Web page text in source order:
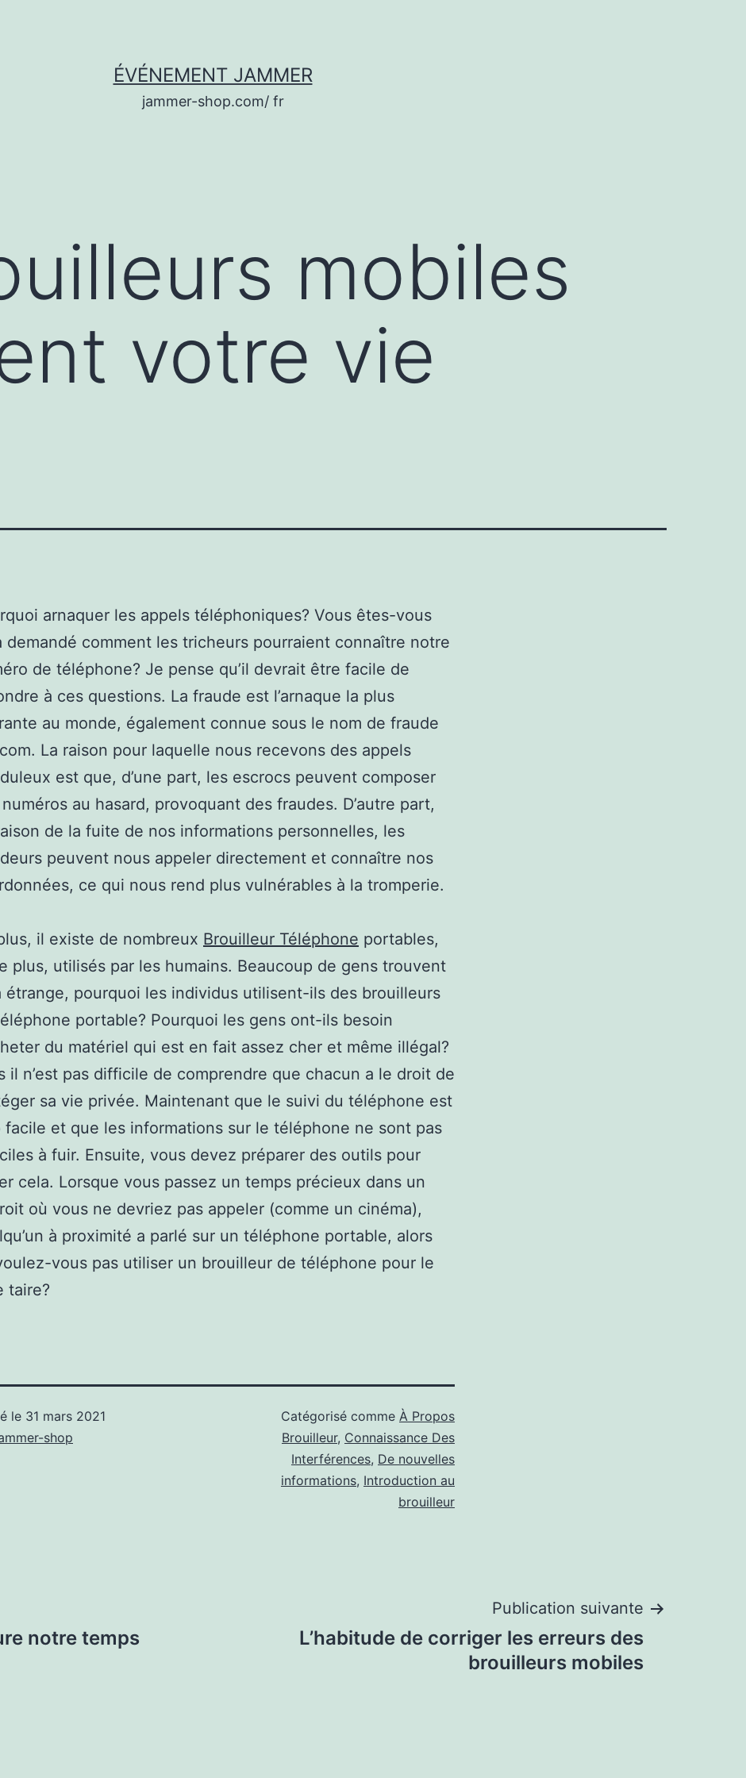
ÉVÉNEMENT JAMMER
jammer-shop.com/ fr
mobiles
votre vie
arnaquer les appels téléphoniques? Vous êtes-vous
demandé comment les tricheurs pourraient connaître notre
de téléphone? Je pense qu’il devrait être facile de
à ces questions. La fraude est l’arnaque la plus
au monde, également connue sous le nom de fraude
La raison pour laquelle nous recevons des appels
est que, d’une part, les escrocs peuvent composer
au hasard, provoquant des fraudes. D’autre part,
de la fuite de nos informations personnelles, les
peuvent nous appeler directement et connaître nos
ce qui nous rend plus vulnérables à la tromperie.
il existe de nombreux Brouilleur Téléphone portables,
plus, utilisés par les humains. Beaucoup de gens trouvent
étrange, pourquoi les individus utilisent-ils des brouilleurs
portable? Pourquoi les gens ont-ils besoin
du matériel qui est en fait assez cher et même illégal?
il n’est pas difficile de comprendre que chacun a le droit de
sa vie privée. Maintenant que le suivi du téléphone est
facile et que les informations sur le téléphone ne sont pas
à fuir. Ensuite, vous devez préparer des outils pour
cela. Lorsque vous passez un temps précieux dans un
où vous ne devriez pas appeler (comme un cinéma),
à proximité a parlé sur un téléphone portable, alors
vous pas utiliser un brouilleur de téléphone pour le
taire?
le 31 mars 2021
shop
Catégorisé comme À Propos
Brouilleur, Connaissance Des
Interférences, De nouvelles
informations, Introduction au
brouilleur
notre temps
Publication suivante
L’habitude de corriger les erreurs des
brouilleurs mobiles